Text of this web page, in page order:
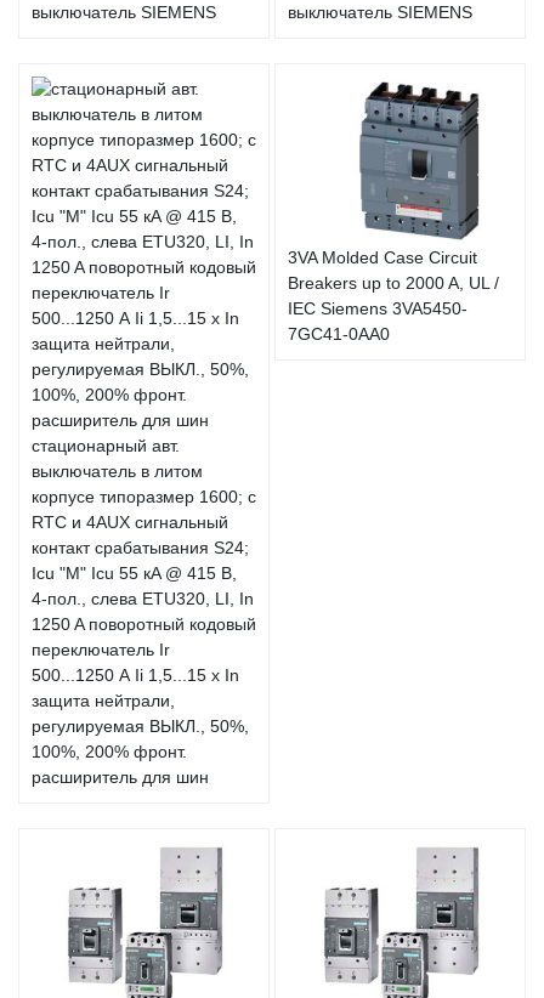
выключатель SIEMENS
выключатель SIEMENS
стационарный авт.
выключатель в литом
корпусе типоразмер 1600; с
RTC и 4AUX сигнальный
контакт срабатывания S24;
Icu "M" Icu 55 кA @ 415 В,
4-пол., слева ETU320, LI, In
1250 A поворотный кодовый
переключатель Ir
500...1250 А Ii 1,5...15 x In
защита нейтрали,
регулируемая ВЫКЛ., 50%,
100%, 200% фронт.
расширитель для шин
3VA Molded Case Circuit
Breakers up to 2000 A, UL /
IEC Siemens 3VA5450-
7GC41-0AA0